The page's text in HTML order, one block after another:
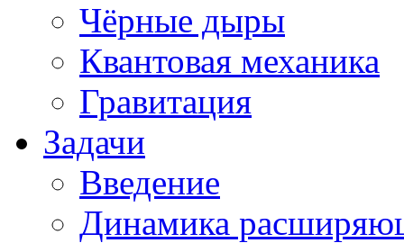
Чёрные дыры
Квантовая механика
Гравитация
Задачи
Введение
Динамика